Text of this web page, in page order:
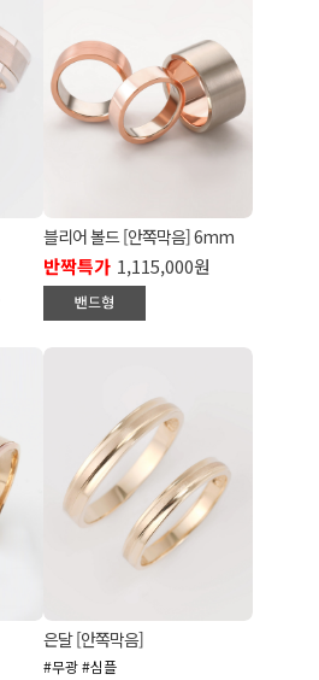
블리어 볼드 [안쪽막음] 6mm
반짝특가 1,115,000원
은달 [안쪽막음]
#무광 #심플